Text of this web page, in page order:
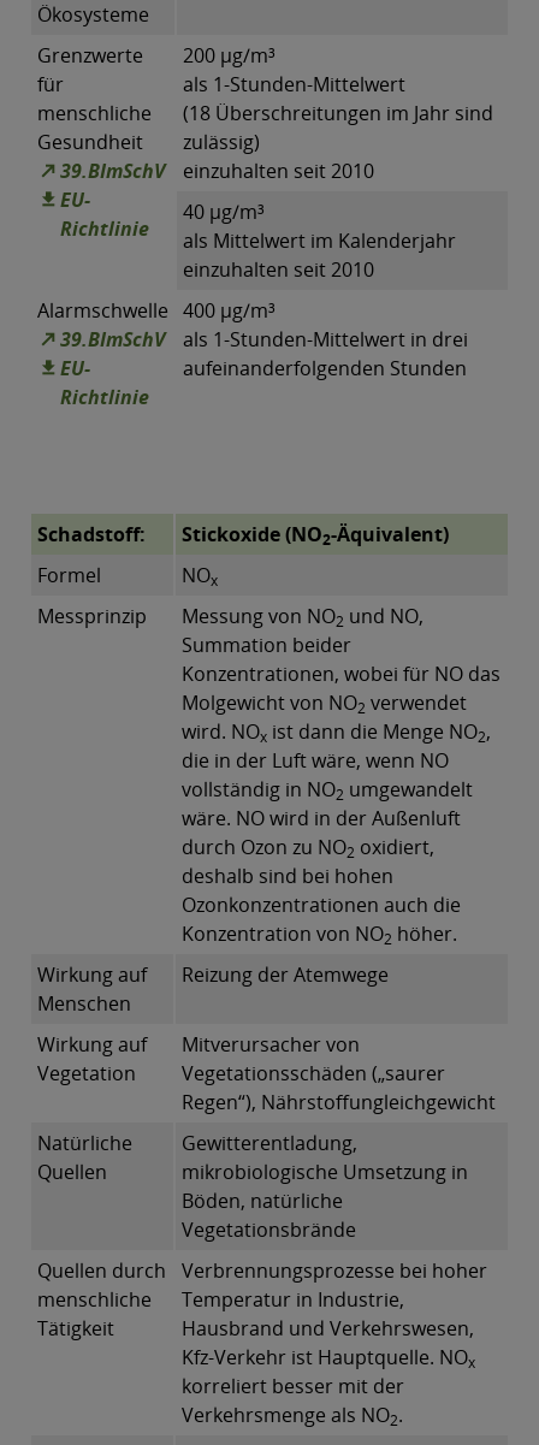
Ökosysteme
Grenzwerte
für
menschliche
Gesundheit
39.BImSchV
EU-
Richtlinie
200 µg/m³
als 1-Stunden-Mittelwert
(18 Überschreitungen im Jahr sind
zulässig)
einzuhalten seit 2010
40 µg/m³
als Mittelwert im Kalenderjahr
einzuhalten seit 2010
Alarmschwelle
39.BImSchV
EU-
Richtlinie
400 µg/m³
als 1-Stunden-Mittelwert in drei
aufeinanderfolgenden Stunden
Schadstoff: Stickoxide (NO2-Äquivalent)
Formel
NOx
Messprinzip Messung von NO2 und NO,
Summation beider
Konzentrationen, wobei für NO das
Molgewicht von NO2 verwendet
wird. NOx ist dann die Menge NO2,
die in der Luft wäre, wenn NO
vollständig in NO2 umgewandelt
wäre. NO wird in der Außenluft
durch Ozon zu NO2 oxidiert,
deshalb sind bei hohen
Ozonkonzentrationen auch die
Konzentration von NO2 höher.
Wirkung auf
Menschen
Reizung der Atemwege
Wirkung auf
Vegetation
Mitverursacher von
Vegetationsschäden („saurer
Regen“), Nährstoffungleichgewicht
Natürliche
Quellen
Gewitterentladung,
mikrobiologische Umsetzung in
Böden, natürliche
Vegetationsbrände
Quellen durch
menschliche
Tätigkeit
Verbrennungsprozesse bei hoher
Temperatur in Industrie,
Hausbrand und Verkehrswesen,
Kfz-Verkehr ist Hauptquelle. NOx
korreliert besser mit der
Verkehrsmenge als NO2.